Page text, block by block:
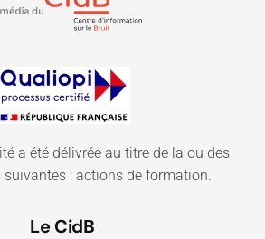
a été délivrée au titre de la ou des
: actions de formation.
Le CidB